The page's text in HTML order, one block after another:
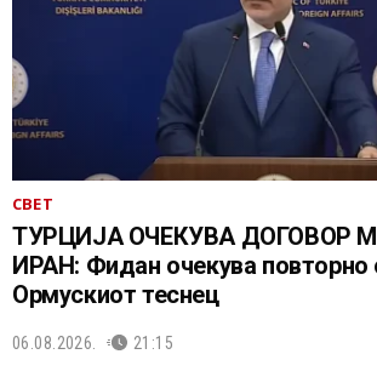
СВЕТ
ТУРЦИЈА ОЧЕКУВА ДОГОВОР
ИРАН: Фидан очекува повторно
Ормускиот теснец
06.08.2026. 21:15